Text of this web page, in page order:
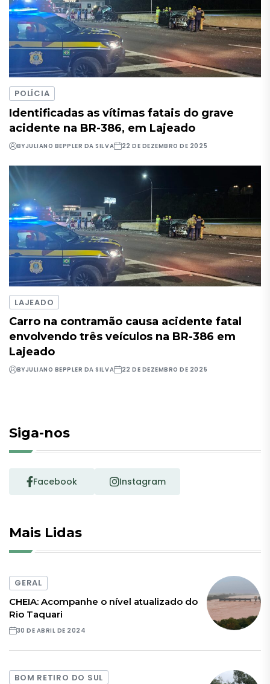
POLÍCIA
Identificadas as vítimas fatais do grave
acidente na BR-386, em Lajeado
BYJULIANO BEPPLER DA SILVA 22 DE DEZEMBRO DE 2025
LAJEADO
Carro na contramão causa acidente fatal
envolvendo três veículos na BR-386 em
Lajeado
BYJULIANO BEPPLER DA SILVA 22 DE DEZEMBRO DE 2025
Siga-nos
Facebook Instagram
Mais Lidas
GERAL
CHEIA: Acompanhe o nível atualizado do
Rio Taquari
30 DE ABRIL DE 2024
BOM RETIRO DO SUL